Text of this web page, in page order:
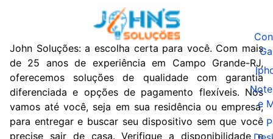
John Soluções: a escolha certa para você. Com mais
de 25 anos de experiência em Campo Grande-RJ,
oferecemos soluções de qualidade com garantia
diferenciada e opções de pagamento flexíveis. Nós
vamos até você, seja em sua residência ou empresa,
para entregar e buscar seu dispositivo sem que você
precise sair de casa. Verifique a disponibilidade e
e